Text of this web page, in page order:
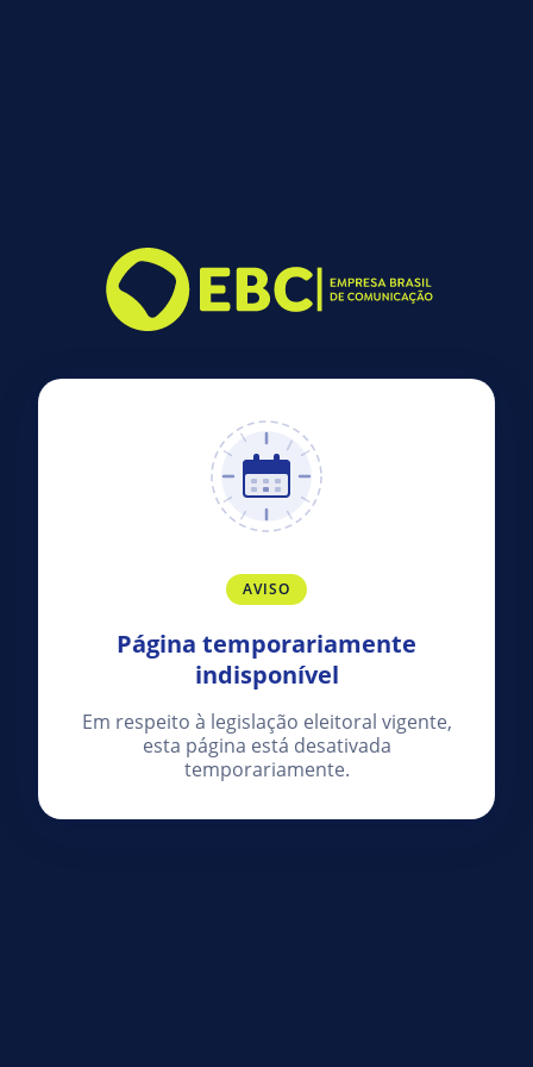
AVISO
Página temporariamente
indisponível
Em respeito à legislação eleitoral vigente,
esta página está desativada
temporariamente.